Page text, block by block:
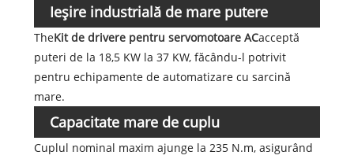
Ieșire industrială de mare putere
TheKit de drivere pentru servomotoare ACacceptă
puteri de la 18,5 KW la 37 KW, făcându-l potrivit
pentru echipamente de automatizare cu sarcină
mare.
Capacitate mare de cuplu
Cuplul nominal maxim ajunge la 235 N.m, asigurând